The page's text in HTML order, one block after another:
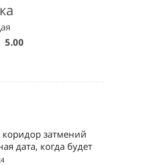
5.00
затмений
дата, когда будет